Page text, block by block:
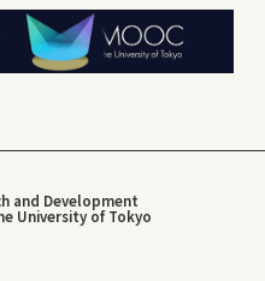
and Development
University of Tokyo